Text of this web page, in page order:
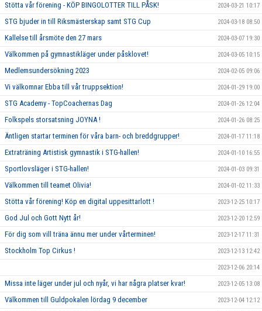
Stötta vår förening - KÖP BINGOLOTTER TILL PÅSK! 2024-03-21 10:17
STG bjuder in till Riksmästerskap samt STG Cup 2024-03-18 08:50
Kallelse till årsmöte den 27 mars 2024-03-07 19:30
Välkommen på gymnastikläger under påsklovet! 2024-03-05 10:15
Medlemsundersökning 2023 2024-02-05 09:06
Vi välkomnar Ebba till vår truppsektion! 2024-01-29 19:00
STG Academy - TopCoachernas Dag 2024-01-26 12:04
Folkspels storsatsning JOYNA ! 2024-01-26 08:25
Äntligen startar terminen för våra barn- och breddgrupper! 2024-01-17 11:18
Extraträning Artistisk gymnastik i STG-hallen! 2024-01-10 16:55
Sportlovsläger i STG-hallen! 2024-01-03 09:31
Välkommen till teamet Olivia! 2024-01-02 11:33
Stötta vår förening! Köp en digital uppesittarlott ! 2023-12-25 10:17
God Jul och Gott Nytt år! 2023-12-20 12:59
För dig som vill träna ännu mer under vårterminen! 2023-12-17 11:31
Stockholm Top Cirkus ! 2023-12-13 12:42
2023-12-06 20:14
Missa inte läger under jul och nyår, vi har några platser kvar! 2023-12-05 13:08
Välkommen till Guldpokalen lördag 9 december 2023-12-04 12:12